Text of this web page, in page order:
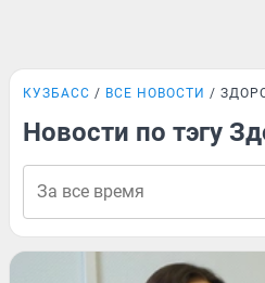
КУЗБАСС ВСЕ НОВОСТИ
Новости по тэгу